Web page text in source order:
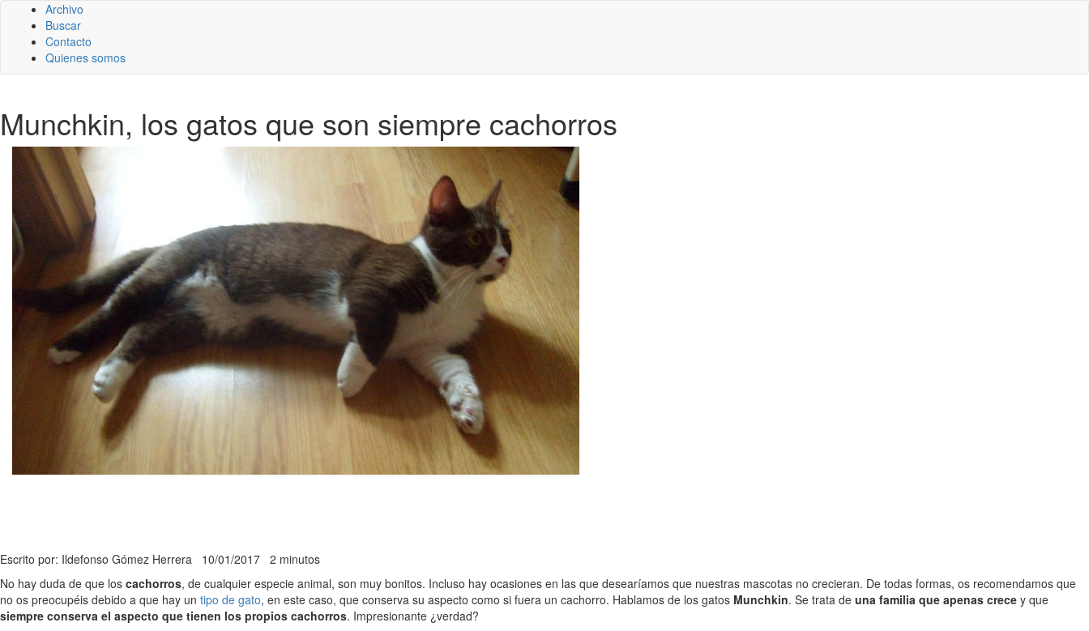
Archivo
Buscar
Contacto
Quienes somos
Munchkin, los gatos que son siempre cachorros
Escrito por: Ildefonso Gómez Herrera 10/01/2017 2 minutos
No hay duda de que los cachorros, de cualquier especie animal, son muy bonitos. Incluso hay ocasiones en las que desearíamos que nuestras mascotas no crecieran. De todas formas, os recomendamos que
no os preocupéis debido a que hay un tipo de gato, en este caso, que conserva su aspecto como si fuera un cachorro. Hablamos de los gatos Munchkin. Se trata de una familia que apenas crece y que
siempre conserva el aspecto que tienen los propios cachorros. Impresionante ¿verdad?